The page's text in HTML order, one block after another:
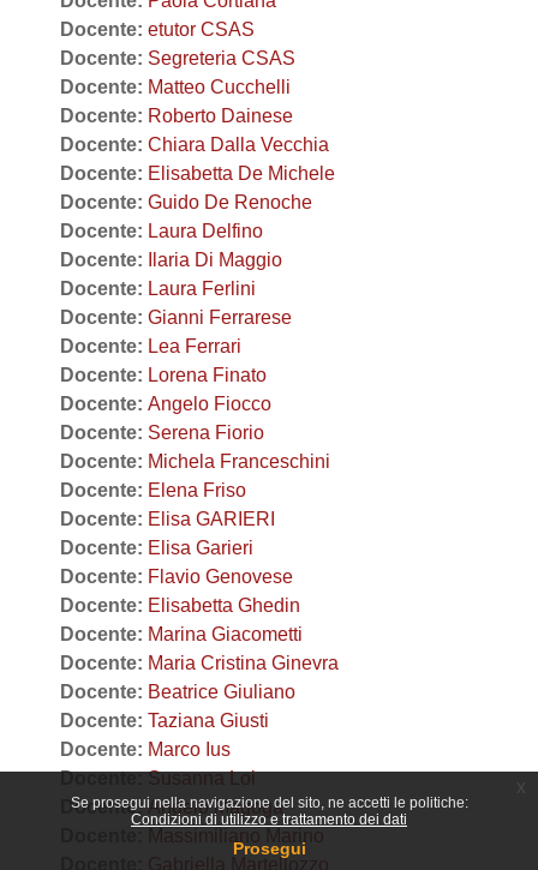
Se prosegui nella navigazione del sito, ne accetti le politiche:
Condizioni di utilizzo e trattamento dei dati
Prosegui
Docente: etutor CSAS
Docente: Segreteria CSAS
Docente: Matteo Cucchelli
Docente: Roberto Dainese
Docente: Chiara Dalla Vecchia
Docente: Elisabetta De Michele
Docente: Guido De Renoche
Docente: Laura Delfino
Docente:
Ilaria Di Maggio
Docente: Laura Ferlini
Docente: Gianni Ferrarese
Docente: Lea Ferrari
Docente: Lorena Finato
Docente: Angelo Fiocco
Docente: Serena Fiorio
Docente: Michela Franceschini
Docente: Elena Friso
Docente: Elisa GARIERI
Docente: Elisa Garieri
Docente: Flavio Genovese
Docente: Elisabetta Ghedin
Docente: Marina Giacometti
Docente: Maria Cristina Ginevra
Docente: Beatrice Giuliano
Docente: Taziana Giusti
Docente: Marco Ius
Docente:Susanna Loi
Docente:Angelo Magoga
Gabriella Martellozzo